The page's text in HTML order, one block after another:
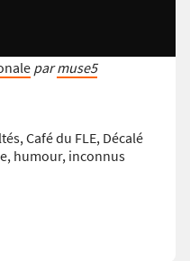
parmuse5
, Café du FLE, Décalé
, humour, inconnus